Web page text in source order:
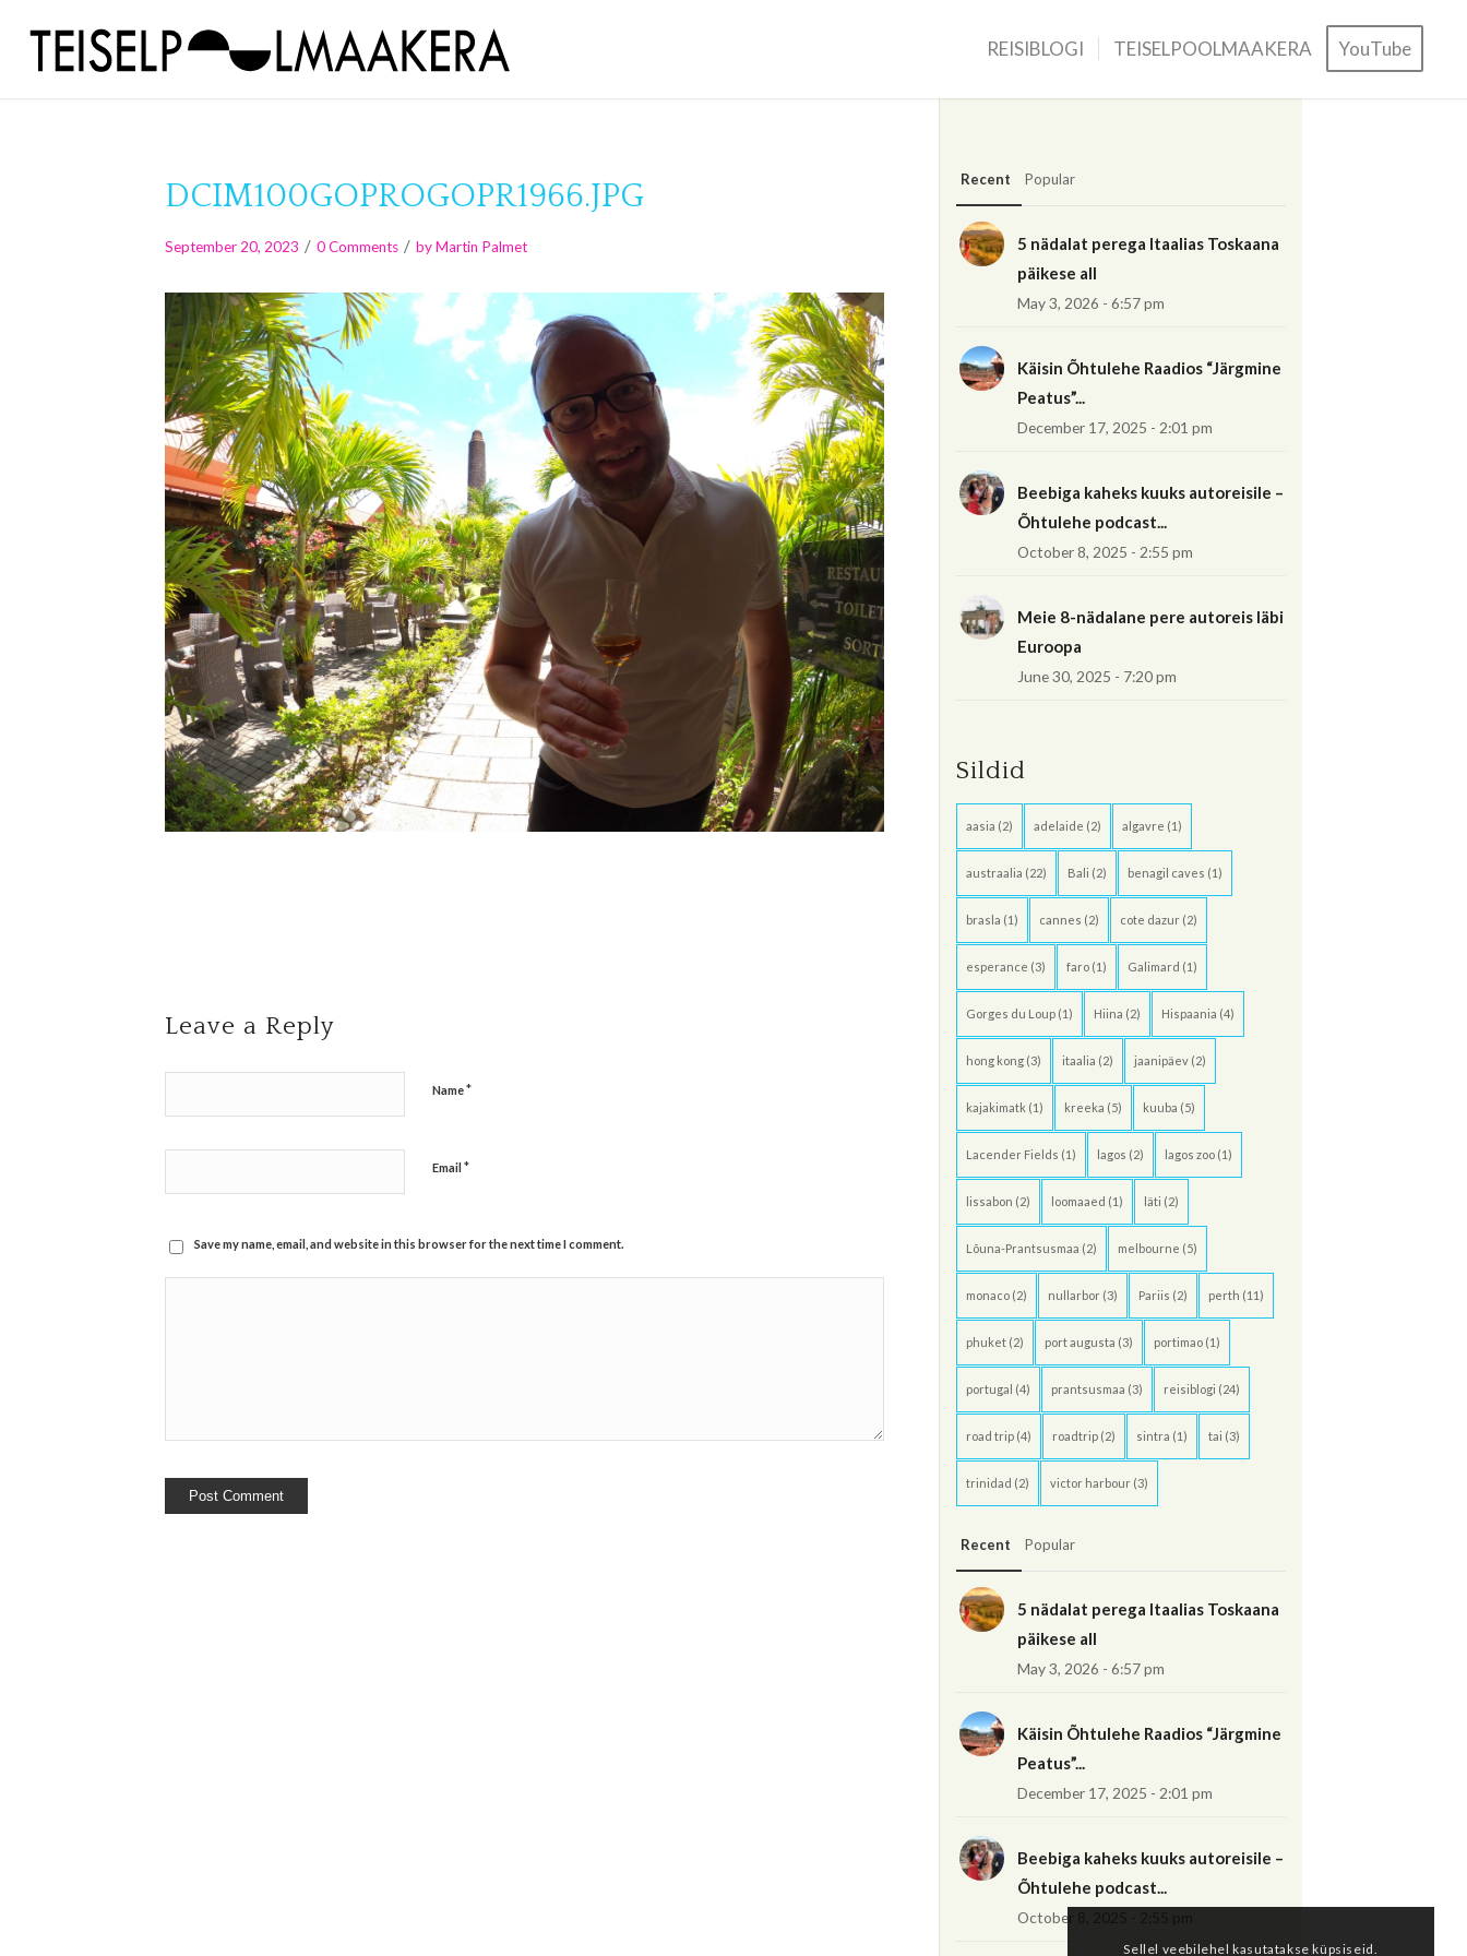
REISIBLOGI TEISELPOOLMAAKERA YouTube
DCIM100GOPROGOPR1966.JPG
September 20, 2023 / 0 Comments / byMartin Palmet
Leave a Reply
Name*
Email *
Save my name, email, and website in this browser for the next time I comment.
Recent Popular
5 nädalat perega Itaalias Toskaana
päikese all
May 3, 2026 - 6:57 pm
Käisin Õhtulehe Raadios “Järgmine
Peatus”...
December 17, 2025 - 2:01 pm
Beebiga kaheks kuuks autoreisile –
Õhtulehe podcast...
October 8, 2025 - 2:55 pm
Meie 8-nädalane pere autoreis läbi
Euroopa
June 30, 2025 - 7:20 pm
Sildid
aasia (2) adelaide (2) algavre (1)
austraalia (22) Bali (2) benagil caves (1)
brasla (1) cannes (2) cote dazur(2)
esperance (3) faro(1) Galimard (1)
Gorges du Loup(1) Hiina (2) Hispaania (4)
hong kong(3) itaalia (2) jaanipäev(2)
kajakimatk (1) kreeka (5) kuuba (5)
Lacender Fields (1) lagos (2) lagos zoo(1)
lissabon (2) loomaaed (1) läti (2)
Lõuna-Prantsusmaa (2) melbourne (5)
monaco(2) nullarbor(3) Pariis (2) perth (11)
phuket(2) port augusta (3) portimao(1)
portugal (4) prantsusmaa (3) reisiblogi (24)
road trip(4) roadtrip(2) sintra (1) tai (3)
trinidad (2) victor harbour(3)
Recent Popular
5 nädalat perega Itaalias Toskaana
päikese all
May 3, 2026 - 6:57 pm
Käisin Õhtulehe Raadios “Järgmine
Peatus”...
December 17, 2025 - 2:01 pm
Beebiga kaheks kuuks autoreisile –
Õhtulehe podcast...
October 8, 2025 - 2:55 pm
Sellel veebilehel kasutatakse küpsiseid.